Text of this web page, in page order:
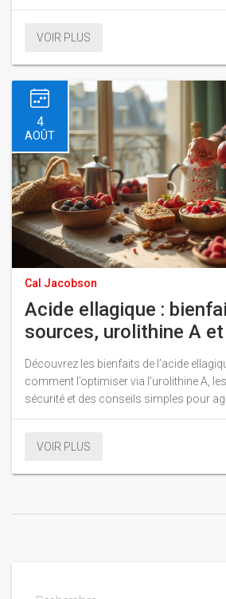
nutritionnels.
VOIR PLUS
4
AOÛT
Cal Jacobson
Acide ellagique :
sources, urolithine A
d’usage
Découvrez les bienfaits de l’acide
comment l’optimiser via l’urolithine A,
sécurité et des conseils simples pour
VOIR PLUS